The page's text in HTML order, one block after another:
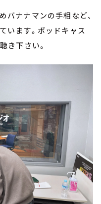
ナナマンの手相など、
います。ポッドキャス
き下さい。